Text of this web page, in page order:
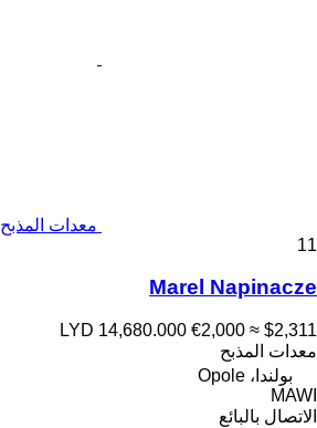
معدات المذبح Marel Napinacze
11
Marel Napinacze
LYD 14,680.000 €2,000 ≈ $2,311
معدات المذبح
بولندا، Opole
MAWI
الاتصال بالبائع